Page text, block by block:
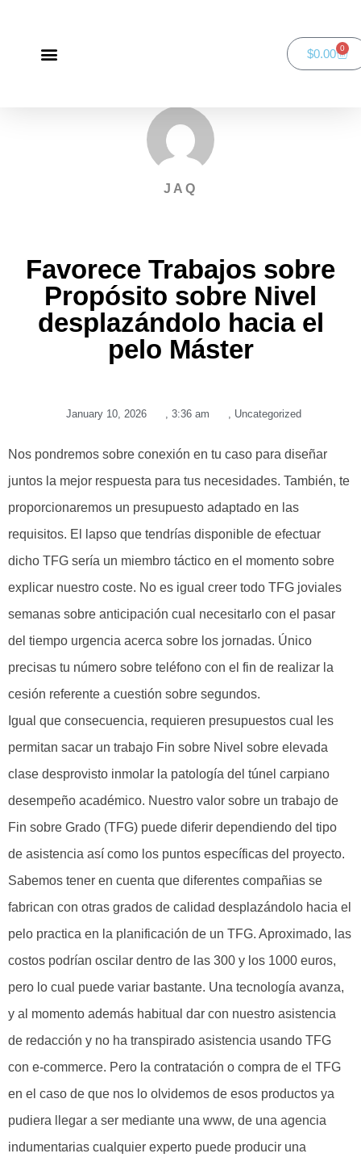
$0.00 0
JAQ
Favorece Trabajos sobre
Propósito sobre Nivel
desplazándolo hacia el
pelo Máster
January 10, 2026 , 3:36 am , Uncategorized
Nos pondremos sobre conexión en tu caso para diseñar
juntos la mejor respuesta para tus necesidades. También, te
proporcionaremos un presupuesto adaptado en las
requisitos. El lapso que tendrí­as disponible de efectuar
dicho TFG serí­a un miembro táctico en el momento sobre
explicar nuestro coste. No es igual creer todo TFG joviales
semanas sobre anticipación cual necesitarlo con el pasar
del tiempo urgencia acerca sobre los jornadas. Único
precisas tu número sobre teléfono con el fin de realizar la
cesión referente a cuestión sobre segundos.
Igual que consecuencia, requieren presupuestos cual les
permitan sacar un trabajo Fin sobre Nivel sobre elevada
clase desprovisto inmolar la patologí­a del túnel carpiano
desempeño académico. Nuestro valor sobre un trabajo de
Fin sobre Grado (TFG) puede diferir dependiendo del tipo
de asistencia así­ como los puntos específicas del proyecto.
Sabemos tener en cuenta que diferentes compañias se
fabrican con otras grados de calidad desplazándolo hacia el
pelo practica en la planificación de un TFG. Aproximado, las
costos podrían oscilar dentro de las 300 y los 1000 euros,
pero lo cual puede variar bastante. Una tecnología avanza,
y al momento además habitual dar con nuestro asistencia
de redacción y no ha transpirado asistencia usando TFG
con e-commerce. Pero la contratación o compra de el TFG
en el caso de que nos lo olvidemos de esos productos ya
pudiera llegar a ser mediante una www, de una agencia
indumentarias cualquier experto puede producir una